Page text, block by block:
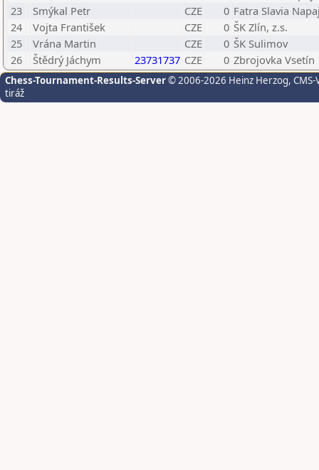
23
Smýkal Petr CZE 0 Fatra Slavia
24
Vojta František CZE 0 ŠK Zlín, z.s.
25
Vrána Martin CZE 0 ŠK Sulimov
26
Štědrý Jáchym 23731737 CZE 0 Zbrojovka Vsetín
Chess-Tournament-Results-Server© 2006-2026 Heinz Herzog,
tiráž